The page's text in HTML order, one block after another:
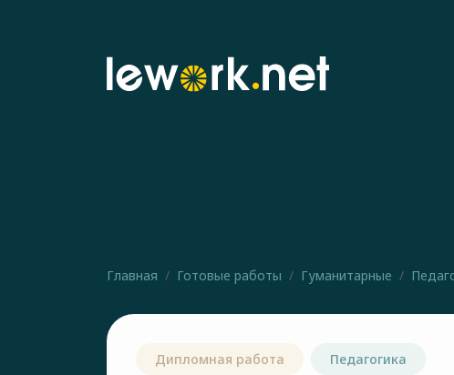
Главная Готовые работы Гуманитарные
Дипломная работа Педагогика